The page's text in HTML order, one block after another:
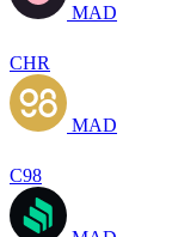
MAD
CHR
MAD
C98